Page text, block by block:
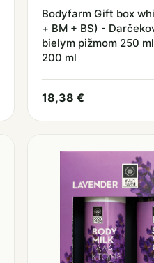
Bodyfarm Gift box
+ BM + BS) -
bielym pižmom 250
200 ml
18,38 €